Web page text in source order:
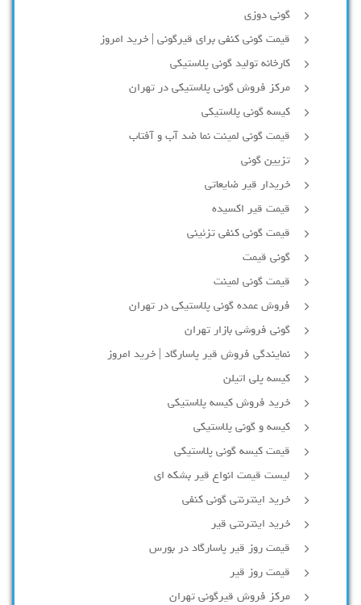
گونی دوزی
قیمت گونی کنفی برای قیرگونی | خرید امروز
کارخانه تولید گونی پلاستیکی
مرکز فروش گونی پلاستیکی در تهران
کیسه گونی پلاستیکی
قیمت گونی لمینت نما ضد آب و آفتاب
تزیین گونی
خریدار قیر ضایعاتی
قیمت قیر اکسیده
قیمت گونی کنفی تزئینی
گونی قیمت
قیمت گونی لمینت
فروش عمده گونی پلاستیکی در تهران
گونی فروشی بازار تهران
نمایندگی فروش قیر پاسارگاد | خرید امروز
کیسه پلی اتیلن
خرید فروش کیسه پلاستیکی
کیسه و گونی پلاستیکی
قیمت کیسه گونی پلاستیکی
لیست قیمت انواع قیر بشکه ای
خرید اینترنتی گونی کنفی
خرید اینترنتی قیر
قیمت روز قیر پاسارگاد در بورس
قیمت روز قیر
مرکز فروش قیرگونی تهران